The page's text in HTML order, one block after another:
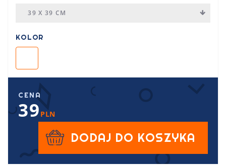
39 X 39 CM
KOLOR
CENA
39PLN
DODAJ DO KOSZYKA